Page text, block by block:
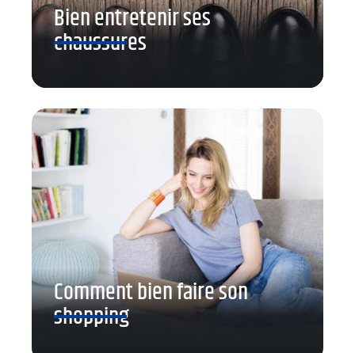
Bien entretenir ses
chaussures
Comment bien faire son
shopping